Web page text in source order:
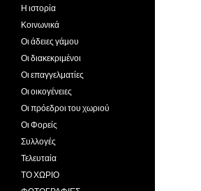
Η ιστορία
Κοινωνικά
Οι άδειες γάμου
Οι διακεκριμένοι
Οι επαγγελματίες
Οι οικογένειες
Οι πρόεδροι του χωριού
Οι Φορείς
Συλλογές
Τελευταία
ΤΟ ΧΩΡΙΟ